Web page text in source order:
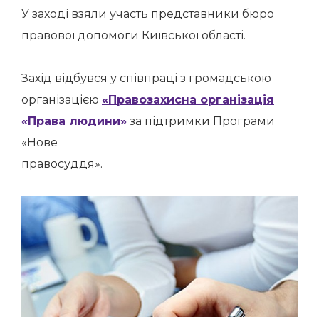
У заході взяли участь представники бюро
правової допомоги Київської області.
Захід відбувся у співпраці з громадською
організацією «Правозахисна організація
«Права людини» за підтримки Програми
«Нове
правосуддя».